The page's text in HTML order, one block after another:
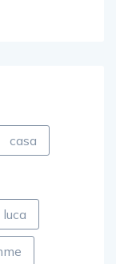
casa
luca